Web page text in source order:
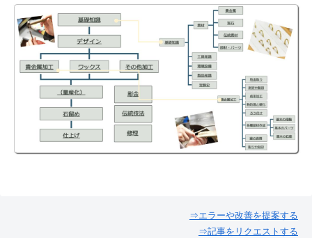
⇒エラーや改善を提案する
⇒記事をリクエストする